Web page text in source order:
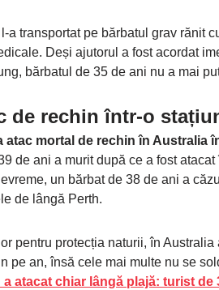
a transportat pe bărbatul grav rănit
Deși ajutorul a fost acordat
bărbatul de 35 de ani nu a mai
de rechin într-o
atac mortal de rechin în Australia
de ani a murit după ce a fost
un bărbat de 38 de ani a
de lângă Perth.
pentru protecția naturii, în
pe an, însă cele mai multe nu se
a atacat chiar lângă plajă: turist de